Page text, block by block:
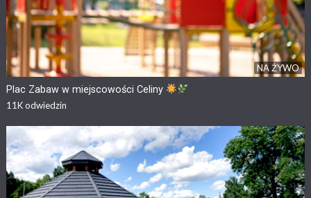
NA ŻYWO
Plac Zabaw w miejscowości Celiny
11Kodwiedzin